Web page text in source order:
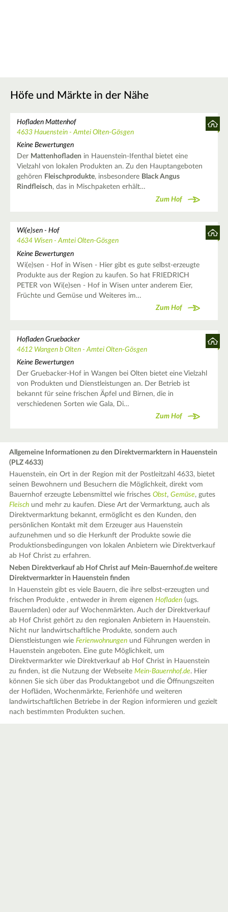
Höfe und Märkte in der Nähe
Hofladen Mattenhof
4633 Hauenstein - Amtei Olten-Gösgen
Keine Bewertungen
Der Mattenhofladen in Hauenstein-Ifenthal bietet eine
Vielzahl von lokalen Produkten an. Zu den Hauptangeboten
gehören Fleischprodukte, insbesondere Black Angus
Rindfleisch, das in Mischpaketen erhält…
Zum Hof
Wi(e)sen - Hof
4634 Wisen - Amtei Olten-Gösgen
Keine Bewertungen
Wi(e)sen - Hof in Wisen - Hier gibt es gute selbst-erzeugte
Produkte aus der Region zu kaufen. So hat FRIEDRICH
PETER von Wi(e)sen - Hof in Wisen unter anderem Eier,
Früchte und Gemüse und Weiteres im…
Zum Hof
Hofladen Gruebacker
4612 Wangen b Olten - Amtei Olten-Gösgen
Keine Bewertungen
Der Gruebacker-Hof in Wangen bei Olten bietet eine Vielzahl
von Produkten und Dienstleistungen an. Der Betrieb ist
bekannt für seine frischen Äpfel und Birnen, die in
verschiedenen Sorten wie Gala, Di…
Zum Hof
Allgemeine Informationen zu den Direktvermarktern in Hauenstein
(PLZ 4633)
Hauenstein, ein Ort in der Region mit der Postleitzahl 4633, bietet
seinen Bewohnern und Besuchern die Möglichkeit, direkt vom
Bauernhof erzeugte Lebensmittel wie frischesObst,Gemüse, gutes
Fleisch und mehr zu kaufen. Diese Art der Vermarktung, auch als
Direktvermarktung bekannt, ermöglicht es den Kunden, den
persönlichen Kontakt mit dem Erzeuger aus Hauenstein
aufzunehmen und so die Herkunft der Produkte sowie die
Produktionsbedingungen von lokalen Anbietern wie Direktverkauf
ab Hof Christ zu erfahren.
Neben Direktverkauf ab Hof Christ auf Mein-Bauernhof.de weitere
Direktvermarkter in Hauenstein finden
In Hauenstein gibt es viele Bauern, die ihre selbst-erzeugten und
frischen Produkte , entweder in ihrem eigenenHofladen (ugs.
Bauernladen) oder auf Wochenmärkten. Auch der Direktverkauf
ab Hof Christ gehört zu den regionalen Anbietern in Hauenstein.
Nicht nur landwirtschaftliche Produkte, sondern auch
Dienstleistungen wieFerienwohnungen und Führungen werden in
Hauenstein angeboten. Eine gute Möglichkeit, um
Direktvermarkter wie Direktverkauf ab Hof Christ in Hauenstein
zu finden, ist die Nutzung der WebseiteMein-Bauernhof.de. Hier
können Sie sich über das Produktangebot und die Öffnungszeiten
der Hofläden, Wochenmärkte, Ferienhöfe und weiteren
landwirtschaftlichen Betriebe in der Region informieren und gezielt
nach bestimmten Produkten suchen.